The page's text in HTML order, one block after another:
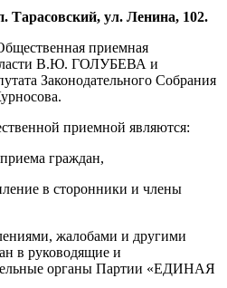
Тарасовский, ул. Ленина, 102.
приемная
В.Ю. ГОЛУБЕВА и
Законодательного Собрания
приемной являются:
граждан,
в сторонники и члены
жалобами и другими
в руководящие и
органы Партии «ЕДИНАЯ